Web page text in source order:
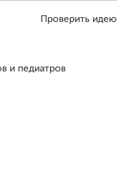
Проверить идею